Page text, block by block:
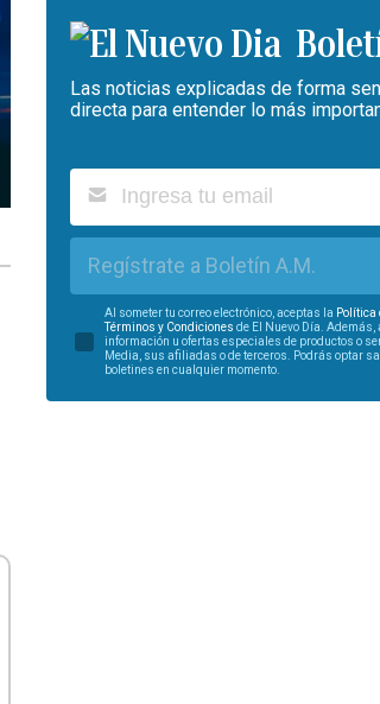
Las noticias explicadas de forma
directa para entender lo más
Regístrate a Boletín A.M.
Al someter tu correo electrónico, aceptas la Política
Términos y Condiciones de El Nuevo Día.
información u ofertas especiales de productos o
Media, sus afiliadas o de terceros. Podrás optar
boletines en cualquier momento.